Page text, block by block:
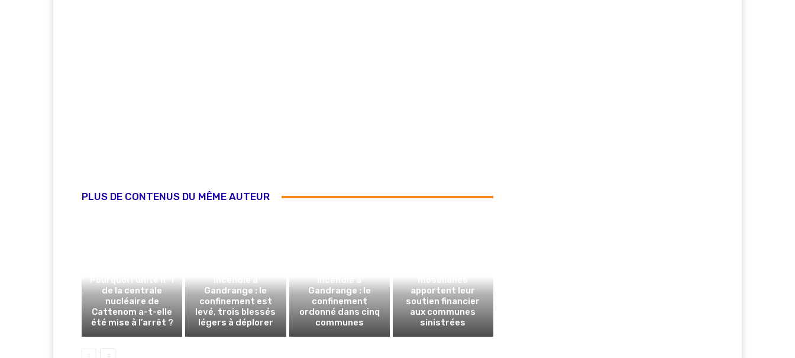
PLUS DE CONTENUS DU MÊME AUTEUR
Pourquoi l’unité n°1
de la centrale
nucléaire de
Cattenom a-t-elle
été mise à l’arrêt ?
Incendie à
Gandrange : le
confinement est
levé, trois blessés
légers à déplorer
Incendie à
Gandrange : le
confinement
ordonné dans cinq
communes
mosellanes
apportent leur
soutien financier
aux communes
sinistrées